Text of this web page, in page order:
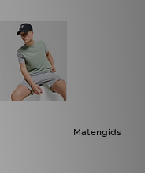
Matengids